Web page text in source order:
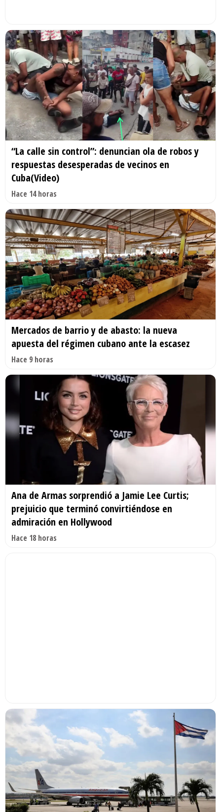
“La calle sin control”: denuncian ola de robos y
respuestas desesperadas de vecinos en
Cuba(Video)
Hace 14 horas
Mercados de barrio y de abasto: la nueva
apuesta del régimen cubano ante la escasez
Hace 9 horas
Ana de Armas sorprendió a Jamie Lee Curtis;
prejuicio que terminó convirtiéndose en
admiración en Hollywood
Hace 18 horas